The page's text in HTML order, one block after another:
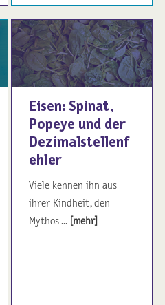
Eisen: Spinat,
Popeye und der
Dezimalstellenf
ehler
Viele kennen ihn aus
ihrer Kindheit, den
Mythos ... [mehr]